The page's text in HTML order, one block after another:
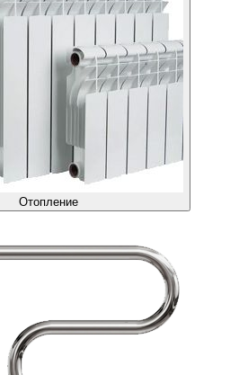
Отопление